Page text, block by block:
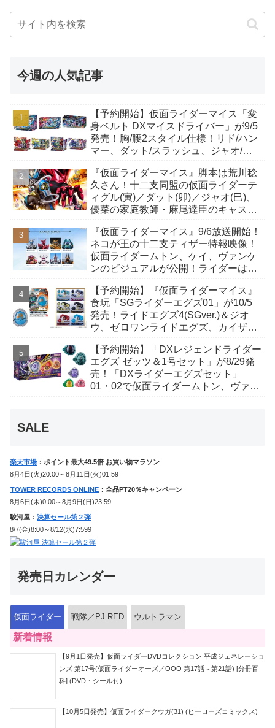
今週の人気記事
【予約開始】仮面ライダーマイス「変
身ベルト DXマイスドライバー」が9/5
発売！胸/腰2スタイル仕様！リド/ハン
マー、ダット/スラッシュ、ジャオ/バ
も！
『仮面ライダーマイス』脚本は荒川稔
久さん！十二支同盟の仮面ライダーテ
ィグル(寅)／ダット(卯)／ジャオ(巳)、
優菜の家庭教師・麻尾達臣のキャスト
んも変身！
『仮面ライダーマイス』9/6放送開始！
ネコが王の十二支ティザー特報映像！
仮面ライダームトン、ケイ、ヴァンケ
ンのビジュアルが公開！ライダーは子
【予約開始】『仮面ライダーマイス』
食玩「SGライダーエグズ01」が10/5
発売！ライドエグズ4(SGver.)＆ジオ
ウ、ゼロワンライドエグズ、カイザ、
【予約開始】「DXレジェンドライダー
エグズ ゼッツ＆1号セット」が8/29発
売！「DXライダーエグズセット」
01・02で仮面ライダームトン、ヴァン
SALE
楽天市場 ：ポイント最大49.5倍 お買い物マラソン
8月4日(火)20:00～8月11日(火)01:59
TOWER RECORDS ONLINE ：全品PT20％キャンペーン
8月6日(木)0:00～8月9日(日)23:59
駿河屋： 決算セール第２弾
8/7(金)8:00～8/12(水)7:599
発売日カレンダー
仮面ライダー 戦隊／PJ.RED ウルトラマン
新着情報
【9月1日発売】仮面ライダーDVDコレクション 平成ジェネレーショ
ンズ 第17号(仮面ライダーオーズ／OOO 第17話～第21話) [分冊百
科] (DVD・シール付)
【10月5日発売】仮面ライダークウガ(31) (ヒーローズコミックス)